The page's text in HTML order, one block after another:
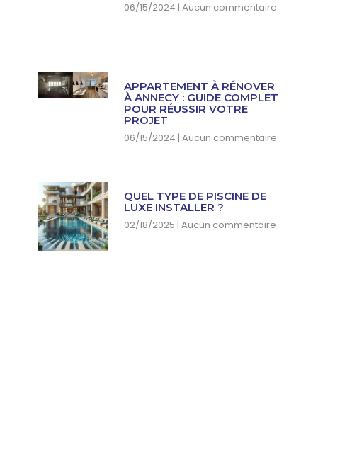
06/15/2024 Aucun commentaire
APPARTEMENT À RÉNOVER
À ANNECY : GUIDE COMPLET
POUR RÉUSSIR VOTRE
PROJET
06/15/2024 Aucun commentaire
QUEL TYPE DE PISCINE DE
LUXE INSTALLER ?
02/18/2025 Aucun commentaire